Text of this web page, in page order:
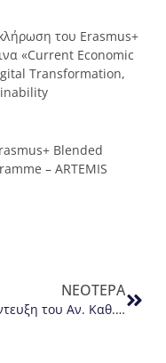
του Erasmus+
«Current Economic
Transformation,
Blended
– ARTEMIS
ΝΕΌΤΕΡΑ
Συνέντευξη του Αν. Καθ. Γιώργου Γκωλέτση στην Deutsche Welle (DW)